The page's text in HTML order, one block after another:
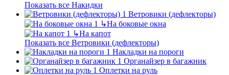
Показать все Накидки
Ветровики (дефлекторы)
↳На боковые окна
↳На капот
Показать все Ветровики (дефлекторы)
Накладки на пороги
Органайзер в багажник
Оплетки на руль